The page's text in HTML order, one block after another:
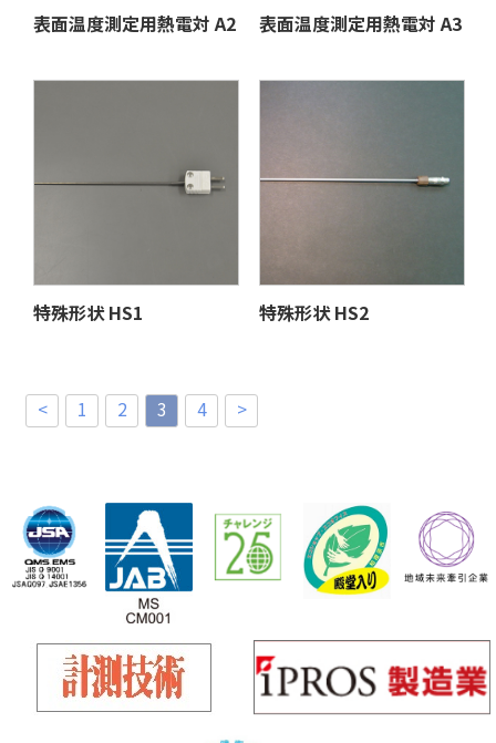
表面温度測定用熱電対 A2 表面温度測定用熱電対 A3
特殊形状 HS1 特殊形状 HS2
< 1 2 3 4 >